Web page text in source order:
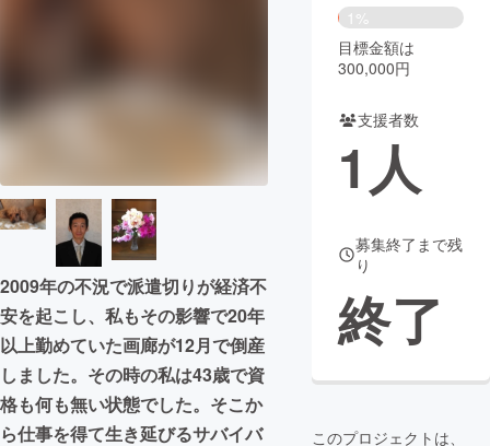
CAMPFIRE for Social Good
CAMPFIRE Creation
CAMPFIREふるさと納税machi-ya コミュニティ
2009年の不況で派遣切りが経済不
安を起こし、私もその影響で20年
以上勤めていた画廊が12月で倒産
しました。その時の私は43歳で資
格も何も無い状態でした。そこか
ら仕事を得て生き延びるサバイバ
1%
目標金額は
300,000円
支援者数
1人
募集終了まで残
り
終了
このプロジェクトは、